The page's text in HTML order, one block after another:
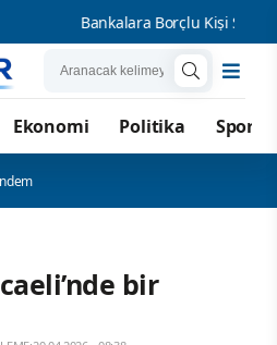
Bankalara Borçlu Kişi Sayısı 44
Ekonomi Politika Spor
bir